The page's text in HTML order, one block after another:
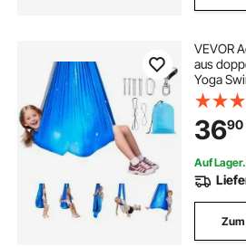
VEVOR
aus
Yoga
kg Max.
3690
Auf Lager.